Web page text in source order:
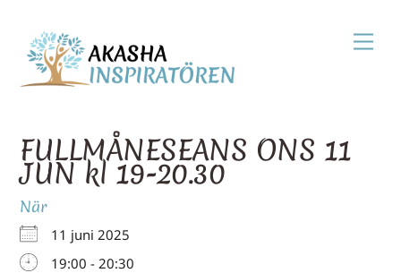
content
FULLMÅNESEANS ONS 11
JUN kl 19-20.30
När
11 juni 2025
19:00 - 20:30